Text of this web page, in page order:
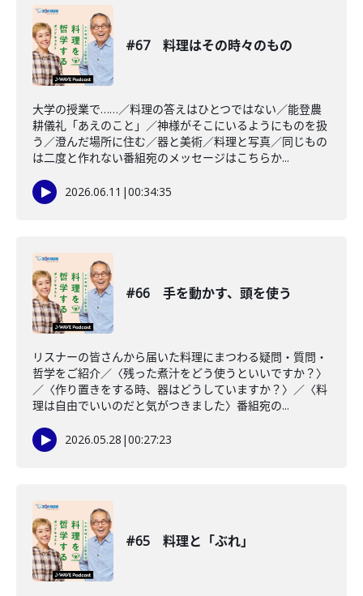
#67 料理はその時々のもの
大学の授業で……／料理の答えはひとつではない／能登農
耕儀礼「あえのこと」／神様がそこにいるようにものを扱
う／澄んだ場所に住む／器と美術／料理と写真／同じもの
は二度と作れない番組宛のメッセージはこちらか...
2026.06.11 |00:34:35
#66 手を動かす、頭を使う
リスナーの皆さんから届いた料理にまつわる疑問・質問・
哲学をご紹介／〈残った煮汁をどう使うといいですか？〉
／〈作り置きをする時、器はどうしていますか？〉／〈料
理は自由でいいのだと気がつきました〉番組宛の...
2026.05.28 |00:27:23
#65 料理と「ぶれ」